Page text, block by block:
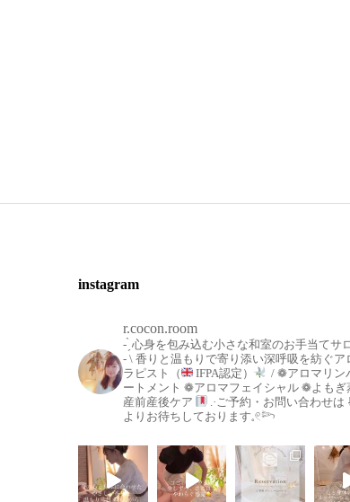
instagram
r.cocon.room
- ̗̀ 心身を包み込む小さな和室のお手当てサ
- \ 香りと温もりで寄り添い深呼吸を紡ぐア
ラピスト（
IFPA認定） / ❁アロマリン
ートメント ❁アロマフェイシャル ❁よもぎ
産前産後ケア
.·ご予約・お問い合わせは
よりお待ちしております𓈒𓏲𓆸